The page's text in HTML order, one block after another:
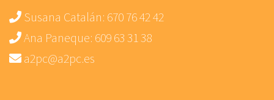
Susana Catalán: 670 76 42 42
Ana Paneque: 609 63 31 38
a2pc@a2pc.es